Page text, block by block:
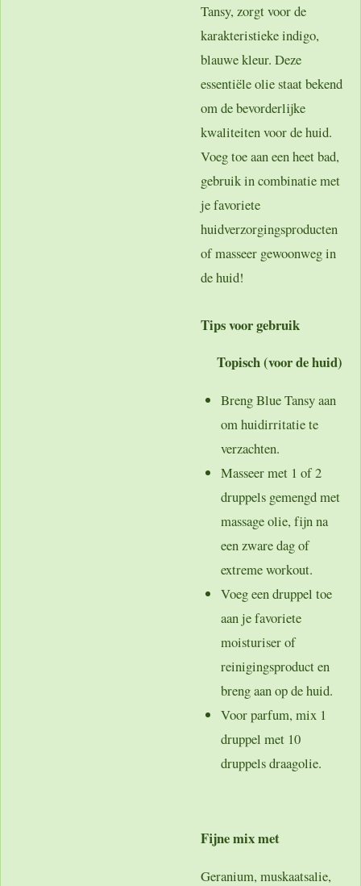
Tansy, zorgt voor de
karakteristieke indigo,
blauwe kleur. Deze
essentiële olie staat bekend
om de bevorderlijke
kwaliteiten voor de huid.
Voeg toe aan een heet bad,
gebruik in combinatie met
je favoriete
huidverzorgingsproducten
of masseer gewoonweg in
de huid!
Tips voor gebruik
Topisch (voor de huid)
Breng Blue Tansy aan
om huidirritatie te
verzachten.
Masseer met 1 of 2
druppels gemengd met
massage olie, fijn na
een zware dag of
extreme workout.
Voeg een druppel toe
aan je favoriete
moisturiser of
reinigingsproduct en
breng aan op de huid.
Voor parfum, mix 1
druppel met 10
druppels draagolie.
Fijne mix met
Geranium, muskaatsalie,